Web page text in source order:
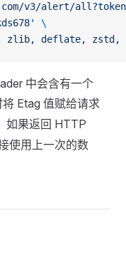
v3/alert/
\
zlib, deflate,
中会含有一个
Etag 值赋给请求
如果返回 HTTP
使用上一次的数